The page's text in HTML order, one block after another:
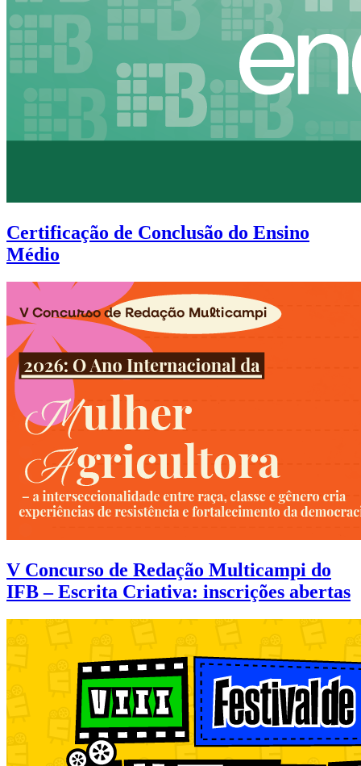
Certificação de Conclusão do Ensino
Médio
V Concurso de Redação Multicampi do
IFB – Escrita Criativa: inscrições abertas